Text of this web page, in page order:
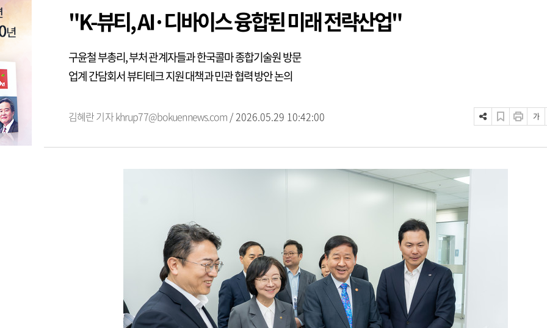
"K-뷰티, AI·디바이스 융합된 미래 전략산업"
구윤철 부총리, 부처 관계자들과 한국콜마 종합기술원 방문
업계 간담회서 뷰티테크 지원 대책과 민관 협력 방안 논의
김혜란 기자khrup77@bokuennews.com / 2026.05.29 10:42:00 가